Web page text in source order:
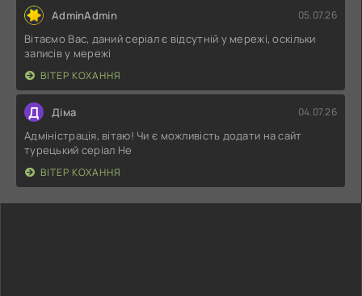
AdminAdmin 05.07.26
Вітаємо Вас, даний серіал є відсутній у мережі, оскільки
записів у мережі
ВІТЕР КОХАННЯ
Д Діма 04.07.26
Адміністрація, вітаю! Чи є можливість додати на сайт
турецький серіал Не
ВІТЕР КОХАННЯ